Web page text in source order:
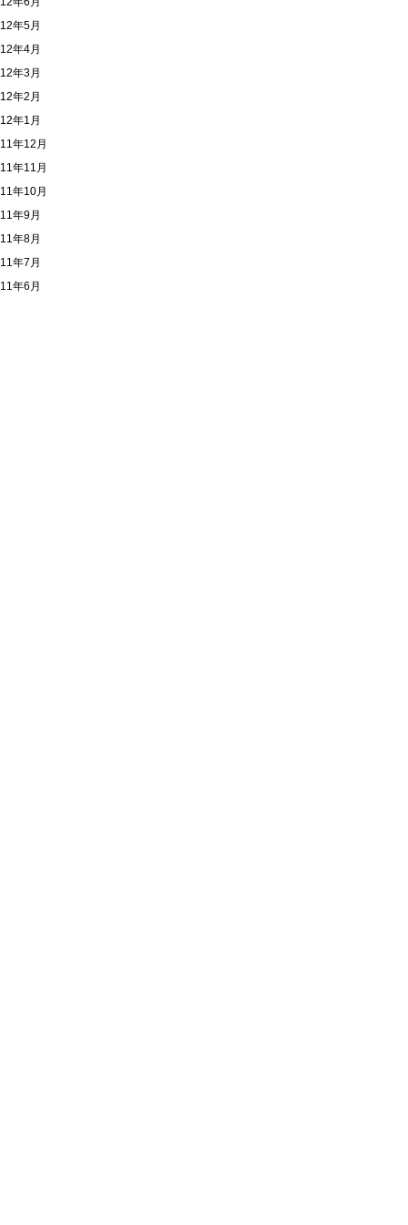
年5月
年4月
年3月
年2月
年1月
年12月
年11月
年10月
年9月
年8月
年7月
年6月